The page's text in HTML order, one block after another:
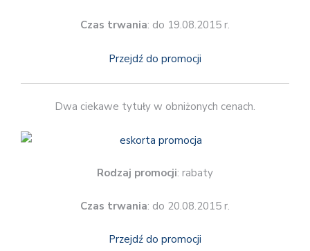
Czas trwania: do 19.08.2015 r.
Przejdź do promocji
Dwa ciekawe tytuły w obniżonych cenach.
Rodzaj promocji: rabaty
Czas trwania: do 20.08.2015 r.
Przejdź do promocji